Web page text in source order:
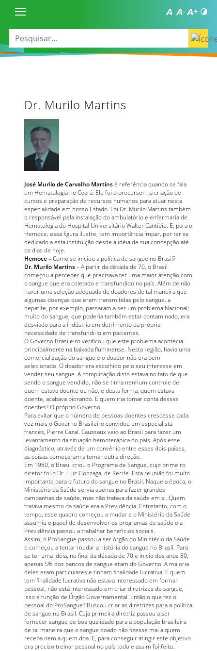
Dr. Murilo Martins
José Murilo de Carvalho Martinsé referência quando se fala
em Hematologia no Ceará. Ele foi o precursor na criação de
cursos e preparação de recursos humanos para atuar nesta
especialidade em nosso Estado. Foi Dr. Murilo Martins também
o responsável pela instalação do ambulatório e enfermaria de
Hematologia do Hospital Universitário Walter Cantídio. E, para o
Hemoce, essa figura ilustre, tem importância ímpar, por ter se
dedicado a esta instituição desde a idéia de sua concepção até
os dias de hoje.
Hemoce– Como se iniciou a política de sangue no Brasil?
Dr. Murilo Martins– A partir da década de 70, o Brasil
começou a perceber que precisava ter uma maior atenção com
o sangue que era coletado e transfundido no país. Além de não
haver uma seleção adequada de doadores de tal maneira que
algumas doenças que eram transmitidas pelo sangue, a
hepatite, por exemplo, passaram a ser um problema Nacional;
muito do sangue, que poderia também estar contaminado, era
desviado para a indústria em detrimento da própria
necessidade de transfundi-lo em pacientes.
O Governo Brasileiro verificou que este problema acontecia
principalmente na baixada fluminense. Nesta região, havia uma
comercialização do sangue e o doador não era bem
selecionado. O doador era escolhido pelo seu interesse em
vender seu sangue. A complicação disto estava no fato de que
sendo o sangue vendido, não se tinha nenhum controle de
quem estava doente ou não, e desta forma, quem estava
doente, acabava piorando. E quem iria tomar conta desses
doentes? O próprio Governo.
Para evitar que o número de pessoas doentes crescesse cada
vez mais o Governo Brasileiro convidou um especialista
francês, Pierre Cazal. Caussaux veio ao Brasil para fazer um
levantamento da situação hemoterápica do país. Após esse
diagnóstico, através de um convênio entre esses dois países,
as coisas começaram a tomar outra direção.
Em 1980, o Brasil criou o Programa de Sangue, cujo primeiro
diretor foi o Dr. Luiz Gonzaga, de Recife. Esta reunião foi muito
importante para o futuro do sangue no Brasil. Naquela época, o
Ministério da Saúde servia apenas para fazer grandes
campanhas de saúde, mas não tratava da saúde em si. Quem
tratava mesmo da saúde era a Previdência. Entretanto, com o
tempo, esse quadro começou a mudar e o Ministério da Saúde
assumiu o papel de desenvolver os programas de saúde e a
Previdência passou a trabalhar benefícios sociais.
Assim, o ProSangue passou a ser órgão do Ministério da Saúde
e começou a tentar mudar a história do sangue no Brasil. Para
se ter uma idéia, no final da década de 70 e inicio dos anos 80,
apenas 5% dos bancos de sangue eram do Governo. A maioria
deles eram particulares e tinham finalidade lucrativa. E quem
tem finalidade lucrativa não estava interessado em formar
pessoal, não está interessado em criar diretrizes do sangue,
isso é função de Órgão Governamental. Então o que fez o
pessoal do ProSangue? Buscou criar as diretrizes para a política
de sangue no Brasil. Cuja primeira diretriz passou a ser
fornecer sangue de boa qualidade para a população brasileira
de tal maneira que o sangue doado não fizesse mal a quem
receba nem a quem doa. E, para conseguir atingir este objetivo
era preciso treinar pessoal no país todo e assim foi feito.